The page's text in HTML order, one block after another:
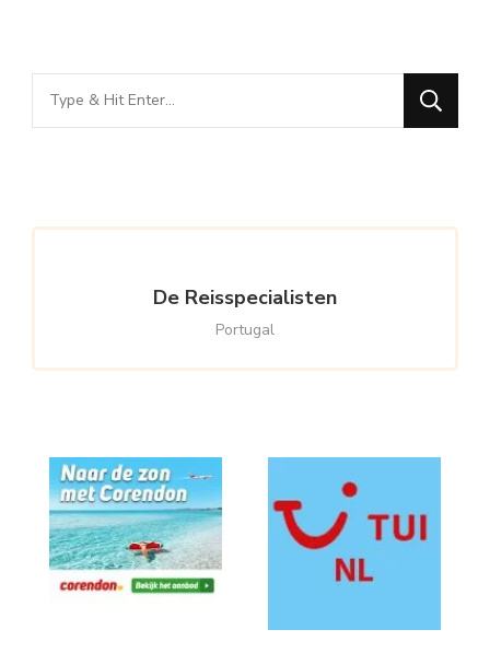
Looking
for
De Reisspecialisten
Portugal